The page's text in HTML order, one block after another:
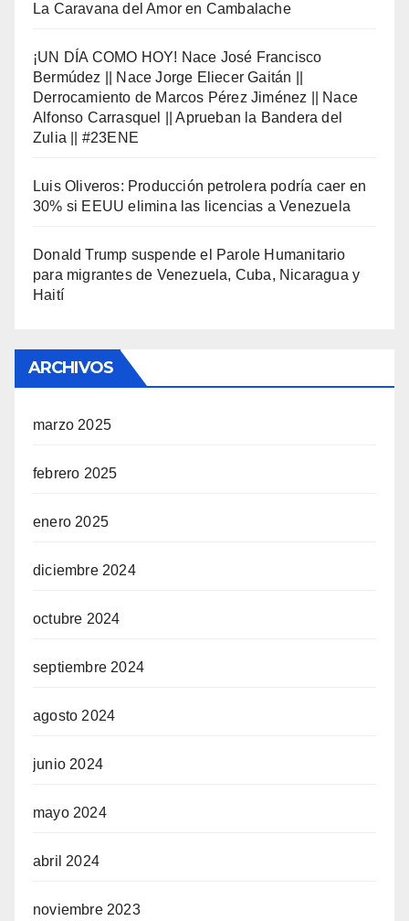
La Caravana del Amor en Cambalache
¡UN DÍA COMO HOY! Nace José Francisco
Bermúdez || Nace Jorge Eliecer Gaitán ||
Derrocamiento de Marcos Pérez Jiménez || Nace
Alfonso Carrasquel || Aprueban la Bandera del
Zulia || #23ENE
Luis Oliveros: Producción petrolera podría caer en
30% si EEUU elimina las licencias a Venezuela
Donald Trump suspende el Parole Humanitario
para migrantes de Venezuela, Cuba, Nicaragua y
Haití
ARCHIVOS
marzo 2025
febrero 2025
enero 2025
diciembre 2024
octubre 2024
septiembre 2024
agosto 2024
junio 2024
mayo 2024
abril 2024
noviembre 2023